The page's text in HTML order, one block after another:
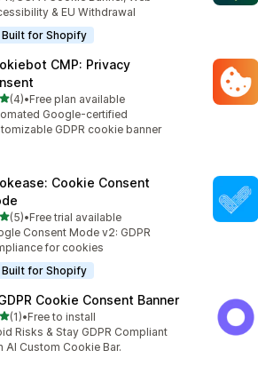
& EU Withdrawal
Built for Shopify
CMP: Privacy
5 yıldız üzerinden
(4)4 değerlendirme
•Free plan available
Google-certified
GDPR cookie banner
Cookie Consent
5 yıldız üzerinden
(5)5 değerlendirme
•Free trial available
Consent Mode v2: GDPR
for cookies
Built for Shopify
Cookie Consent Banner
5 yıldız üzerinden
(1)1 değerlendirme
•Free to install
Risks & Stay GDPR Compliant
AI Custom Cookie Bar.